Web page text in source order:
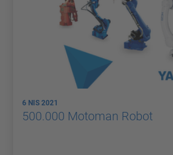
6 NIS 2021
500.000 Motoman Robot